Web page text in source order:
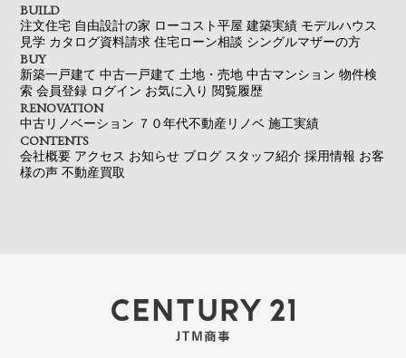
BUILD
注文住宅 自由設計の家 ローコスト平屋 建築実績 モデルハウス
見学 カタログ資料請求 住宅ローン相談 シングルマザーの方
BUY
新築一戸建て 中古一戸建て 土地・売地 中古マンション 物件検
索 会員登録 ログイン お気に入り 閲覧履歴
RENOVATION
中古リノベーション ７０年代不動産リノベ 施工実績
CONTENTS
会社概要 アクセス お知らせ ブログ スタッフ紹介 採用情報 お客
様の声 不動産買取